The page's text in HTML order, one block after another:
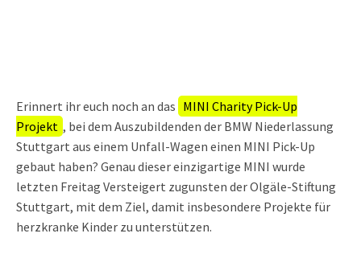
Erinnert ihr euch noch an das MINI Charity Pick-Up
Projekt , bei dem Auszubildenden der BMW Niederlassung
Stuttgart aus einem Unfall-Wagen einen MINI Pick-Up
gebaut haben? Genau dieser einzigartige MINI wurde
letzten Freitag Versteigert zugunsten der Olgäle-Stiftung
Stuttgart, mit dem Ziel, damit insbesondere Projekte für
herzkranke Kinder zu unterstützen.